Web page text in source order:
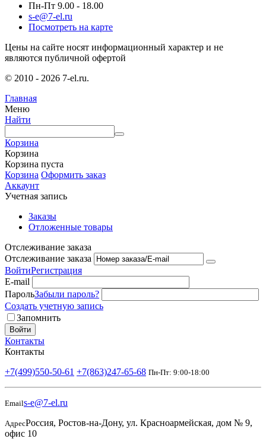
Пн-Пт 9.00 - 18.00
s-e@7-el.ru
Посмотреть на карте
Цены на сайте носят информационный характер и не
являются публичной офертой
© 2010 - 2026 7-el.ru.
Главная
Меню
Найти
Корзина
Корзина
Корзина пуста
Корзина Оформить заказ
Аккаунт
Учетная запись
Заказы
Отложенные товары
Отслеживание заказа
Отслеживание заказа
ВойтиРегистрация
E-mail
ПарольЗабыли пароль?
Создать учетную запись
Запомнить
Войти
Контакты
Контакты
+7(499)550-50-61 +7(863)247-65-68 Пн-Пт: 9:00-18:00
Emails-e@7-el.ru
АдресРоссия, Ростов-на-Дону, ул. Красноармейская, дом № 9,
офис 10